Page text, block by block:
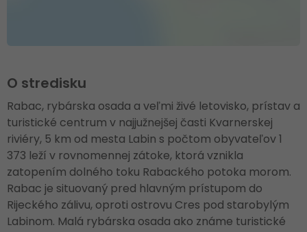
O stredisku
Rabac, rybárska osada a veľmi živé letovisko, prístav a
turistické centrum v najjužnejšej časti Kvarnerskej
riviéry, 5 km od mesta Labin s počtom obyvateľov 1
373 leží v rovnomennej zátoke, ktorá vznikla
zatopením dolného toku Rabackého potoka morom.
Rabac je situovaný pred hlavným prístupom do
Rijeckého zálivu, oproti ostrovu Cres pod starobylým
Labinom. Malá rybárska osada ako známe turistické